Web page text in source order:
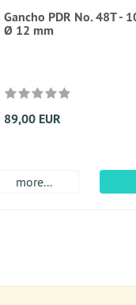
Gancho PDR No. 48T -
Ø 12 mm
89,00 EUR
more...